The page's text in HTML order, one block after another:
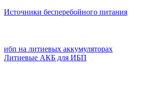
Источники бесперебойного питания
ибп на литиевых аккумуляторах
Литиевые АКБ для ИБП